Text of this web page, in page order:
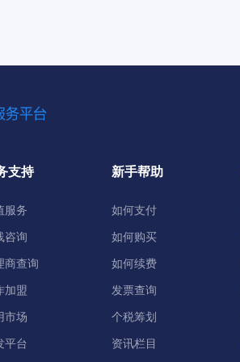
支持
服务
咨询
商查询
加盟
市场
平台
新手帮助
如何支付
如何购买
如何续费
发票查询
个税筹划
资讯栏目